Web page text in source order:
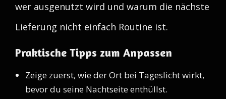
wer ausgenutzt wird und warum die nächste
Lieferung nicht einfach Routine ist.
Praktische Tipps zum Anpassen
Zeige zuerst, wie der Ort bei Tageslicht wirkt,
bevor du seine Nachtseite enthüllst.